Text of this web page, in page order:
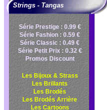
Strings - Tangas
Série Prestige : 0.99 €
Série Fashion : 0.59 €
Série Classic : 0.49 €
Série Petit Prix : 0.32 €
Promos Discount
Les Bijoux & Strass
Les Brillants
Les Brodés
Les Brodés Arrière
Les Cartoons